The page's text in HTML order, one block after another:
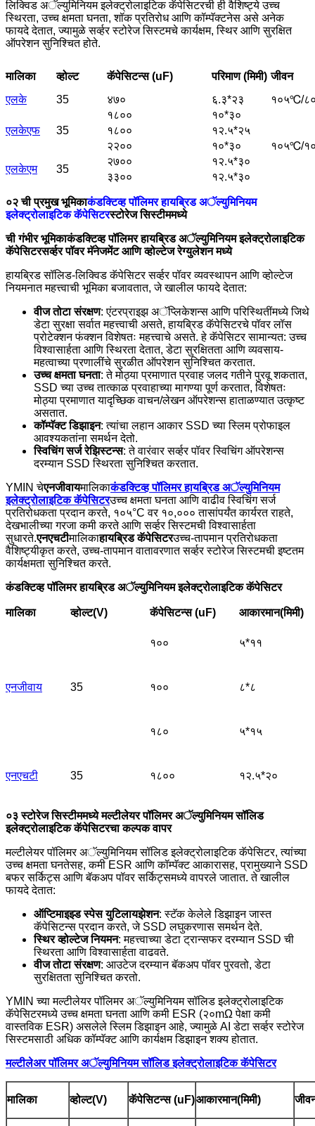
लिक्विड अॅल्युमिनियम इलेक्ट्रोलाइटिक कॅपेसिटरची ही वैशिष्ट्ये उच्च
स्थिरता, उच्च क्षमता घनता, शॉक प्रतिरोध आणि कॉम्पॅक्टनेस असे अनेक
फायदे देतात, ज्यामुळे सर्व्हर स्टोरेज सिस्टमचे कार्यक्षम, स्थिर आणि सुरक्षित
ऑपरेशन सुनिश्चित होते.
मालिका व्होल्ट कॅपेसिटन्स (uF) परिमाण (मिमी) जीवन
एलके
35 ४७० ६.३*२३ १०५℃/
एलकेएफ 35
१८०० १०*३०
१०५℃/
१८००
१२.५*२५
२२००
१०*३०
एलकेएम
35
२७००
१२.५*३०
३३००
१२.५*३०
०२ ची प्रमुख भूमिकाकंडक्टिव्ह पॉलिमर हायब्रिड अॅल्युमिनियम
इलेक्ट्रोलाइटिक कॅपेसिटरस्टोरेज सिस्टीममध्ये
ची गंभीर भूमिकाकंडक्टिव्ह पॉलिमर हायब्रिड अॅल्युमिनियम इलेक्ट्रोलाइटिक
कॅपेसिटरसर्व्हर पॉवर मॅनेजमेंट आणि व्होल्टेज रेग्युलेशन मध्ये
हायब्रिड सॉलिड-लिक्विड कॅपेसिटर सर्व्हर पॉवर व्यवस्थापन आणि व्होल्टेज
नियमनात महत्त्वाची भूमिका बजावतात, जे खालील फायदे देतात:
वीज तोटा संरक्षण: एंटरप्राइझ अॅप्लिकेशन्स आणि परिस्थितींमध्ये जिथे
डेटा सुरक्षा सर्वात महत्त्वाची असते, हायब्रिड कॅपेसिटरचे पॉवर लॉस
प्रोटेक्शन फंक्शन विशेषतः महत्त्वाचे असते. हे कॅपेसिटर सामान्यत: उच्च
विश्वासार्हता आणि स्थिरता देतात, डेटा सुरक्षितता आणि व्यवसाय-
महत्वाच्या प्रणालींचे सुरळीत ऑपरेशन सुनिश्चित करतात.
उच्च क्षमता घनता: ते मोठ्या प्रमाणात प्रवाह जलद गतीने पुरवू शकतात,
SSD च्या उच्च तात्काळ प्रवाहाच्या मागण्या पूर्ण करतात, विशेषतः
मोठ्या प्रमाणात यादृच्छिक वाचन/लेखन ऑपरेशन्स हाताळण्यात उत्कृष्ट
असतात.
कॉम्पॅक्ट डिझाइन: त्यांचा लहान आकार SSD च्या स्लिम प्रोफाइल
आवश्यकतांना समर्थन देतो.
स्विचिंग सर्ज रेझिस्टन्स: ते वारंवार सर्व्हर पॉवर स्विचिंग ऑपरेशन्स
दरम्यान SSD स्थिरता सुनिश्चित करतात.
YMIN चेएनजीवायमालिकाकंडक्टिव्ह पॉलिमर हायब्रिड अॅल्युमिनियम
इलेक्ट्रोलाइटिक कॅपेसिटरउच्च क्षमता घनता आणि वाढीव स्विचिंग सर्ज
प्रतिरोधकता प्रदान करते, १०५°C वर १०,००० तासांपर्यंत कार्यरत राहते,
देखभालीच्या गरजा कमी करते आणि सर्व्हर सिस्टमची विश्वासार्हता
सुधारते.एनएचटीमालिकाहायब्रिड कॅपेसिटरउच्च-तापमान प्रतिरोधकता
वैशिष्ट्यीकृत करते, उच्च-तापमान वातावरणात सर्व्हर स्टोरेज सिस्टमची इष्टतम
कार्यक्षमता सुनिश्चित करते.
कंडक्टिव्ह पॉलिमर हायब्रिड अॅल्युमिनियम इलेक्ट्रोलाइटिक कॅपेसिटर
मालिका व्होल्ट(V) कॅपेसिटन्स (uF) आकारमान(मिमी)
एनजीवाय 35
१०० ५*११
१०० ८*८
१८० ५*१५
एनएचटी 35 १८०० १२.५*२०
०३ स्टोरेज सिस्टीममध्ये मल्टीलेयर पॉलिमर अॅल्युमिनियम सॉलिड
इलेक्ट्रोलाइटिक कॅपेसिटरचा कल्पक वापर
मल्टीलेयर पॉलिमर अॅल्युमिनियम सॉलिड इलेक्ट्रोलाइटिक कॅपेसिटर, त्यांच्या
उच्च क्षमता घनतेसह, कमी ESR आणि कॉम्पॅक्ट आकारासह, प्रामुख्याने SSD
बफर सर्किट्स आणि बॅकअप पॉवर सर्किट्समध्ये वापरले जातात. ते खालील
फायदे देतात:
ऑप्टिमाइझ्ड स्पेस युटिलायझेशन: स्टॅक केलेले डिझाइन जास्त
कॅपेसिटन्स प्रदान करते, जे SSD लघुकरणास समर्थन देते.
स्थिर व्होल्टेज नियमन: महत्त्वाच्या डेटा ट्रान्सफर दरम्यान SSD ची
स्थिरता आणि विश्वासार्हता वाढवते.
वीज तोटा संरक्षण: आउटेज दरम्यान बॅकअप पॉवर पुरवतो, डेटा
सुरक्षितता सुनिश्चित करतो.
YMIN च्या मल्टीलेयर पॉलिमर अॅल्युमिनियम सॉलिड इलेक्ट्रोलाइटिक
कॅपेसिटरमध्ये उच्च क्षमता घनता आणि कमी ESR (२०mΩ पेक्षा कमी
वास्तविक ESR) असलेले स्लिम डिझाइन आहे, ज्यामुळे AI डेटा सर्व्हर स्टोरेज
सिस्टमसाठी अधिक कॉम्पॅक्ट आणि कार्यक्षम डिझाइन शक्य होतात.
मल्टीलेअर पॉलिमर अॅल्युमिनियम सॉलिड इलेक्ट्रोलाइटिक कॅपेसिटर
मालिका व्होल्ट(V) कॅपेसिटन्स (uF)आकारमान(मिमी)